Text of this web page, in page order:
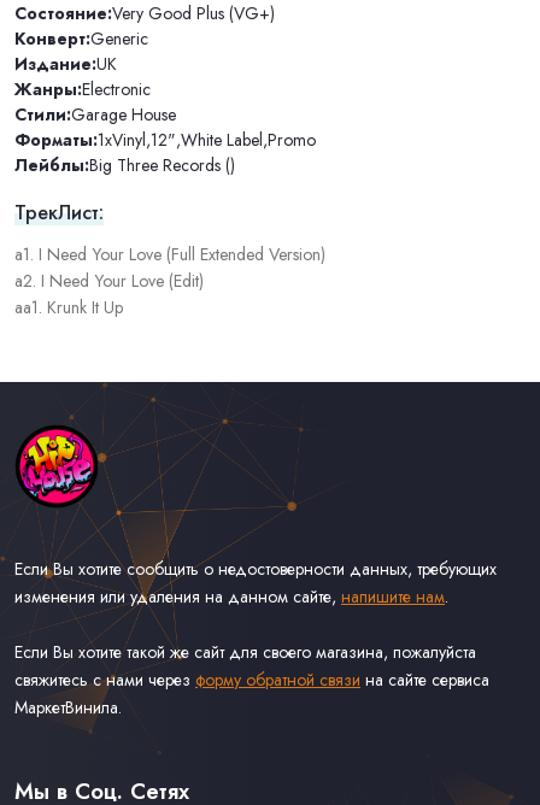
Состояние:Very Good Plus (VG+)
Конверт:Generic
Издание:UK
Жанры:Electronic
Стили:Garage House
Форматы:1xVinyl,12",White Label,Promo
Лейблы:Big Three Records ()
ТрекЛист:
a1. I Need Your Love (Full Extended Version)
a2. I Need Your Love (Edit)
aa1. Krunk It Up
Если Вы хотите сообщить о недостоверности данных, требующих
изменения или удаления на данном сайте, напишите нам.
Если Вы хотите такой же сайт для своего магазина, пожалуйста
свяжитесь с нами через форму обратной связи на сайте сервиса
МаркетВинила.
Каталог Музыки на Виниле В Наличии
Доставка и Оплата
Мы в Соц. Сетях